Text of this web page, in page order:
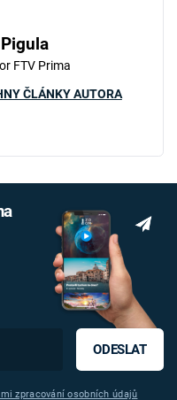
FTV Prima
ČLÁNKY AUTORA
ODESLAT
zpracování osobních údajů